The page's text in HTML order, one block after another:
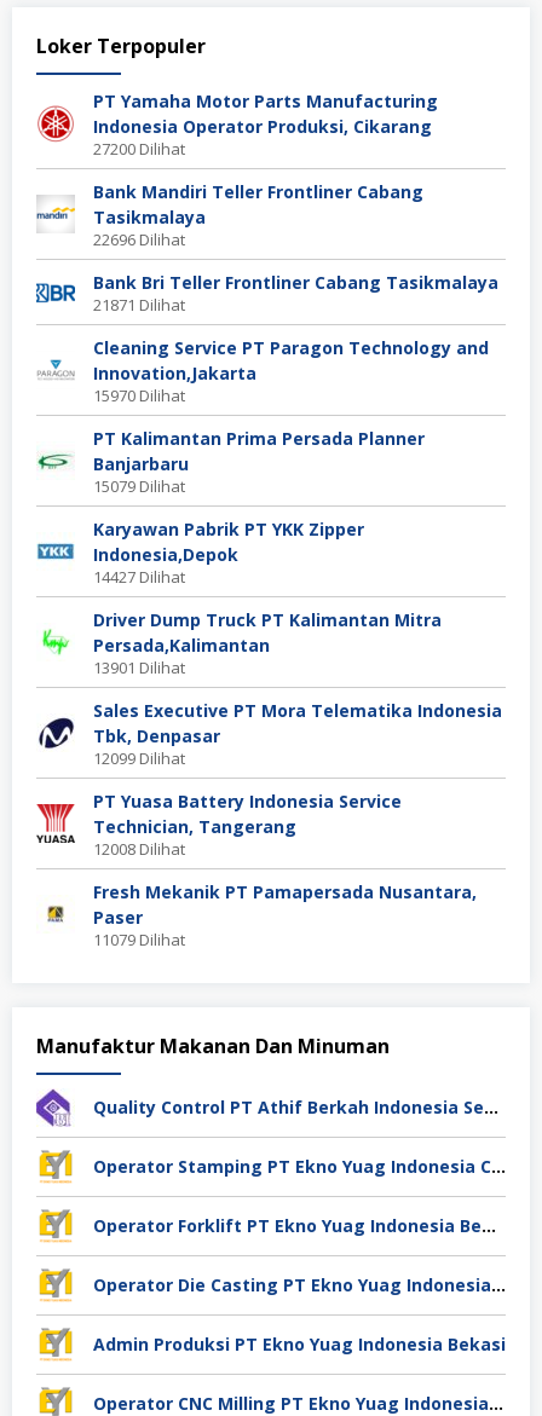
Loker Terpopuler
PT Yamaha Motor Parts Manufacturing
Indonesia Operator Produksi, Cikarang
27200 Dilihat
Bank Mandiri Teller Frontliner Cabang
Tasikmalaya
22696 Dilihat
Bank Bri Teller Frontliner Cabang Tasikmalaya
21871 Dilihat
Cleaning Service PT Paragon Technology and
Innovation,Jakarta
15970 Dilihat
PT Kalimantan Prima Persada Planner
Banjarbaru
15079 Dilihat
Karyawan Pabrik PT YKK Zipper
Indonesia,Depok
14427 Dilihat
Driver Dump Truck PT Kalimantan Mitra
Persada,Kalimantan
13901 Dilihat
Sales Executive PT Mora Telematika Indonesia
Tbk, Denpasar
12099 Dilihat
PT Yuasa Battery Indonesia Service
Technician, Tangerang
12008 Dilihat
Fresh Mekanik PT Pamapersada Nusantara,
Paser
11079 Dilihat
Manufaktur Makanan Dan Minuman
Quality Control PT Athif Berkah Indonesia Semarang
Operator Stamping PT Ekno Yuag Indonesia Cikarang
Operator Forklift PT Ekno Yuag Indonesia Bekasi
Operator Die Casting PT Ekno Yuag Indonesia Bekasi
Admin Produksi PT Ekno Yuag Indonesia Bekasi
Operator CNC Milling PT Ekno Yuag Indonesia Bekasi